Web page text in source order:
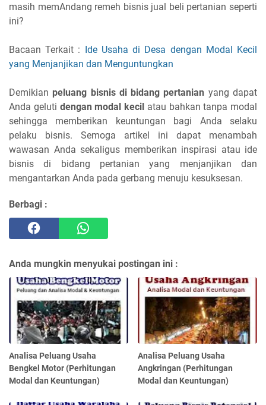
masih memAndang remeh bisnis jual beli pertanian seperti
ini?
Bacaan Terkait : Ide Usaha di Desa dengan Modal Kecil
yang Menjanjikan dan Menguntungkan
Demikian peluang bisnis di bidang pertanian yang dapat
Anda geluti dengan modal kecil atau bahkan tanpa modal
sehingga memberikan keuntungan bagi Anda selaku
pelaku bisnis. Semoga artikel ini dapat menambah
wawasan Anda sekaligus memberikan inspirasi atau ide
bisnis di bidang pertanian yang menjanjikan dan
mengantarkan Anda pada gerbang menuju kesuksesan.
Berbagi :
Anda mungkin menyukai postingan ini :
Analisa Peluang Usaha
Bengkel Motor (Perhitungan
Modal dan Keuntungan)
Analisa Peluang Usaha
Angkringan (Perhitungan
Modal dan Keuntungan)